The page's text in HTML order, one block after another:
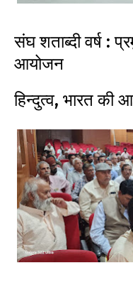
संघ शताब्दी वर्ष :
आयोजन
हिन्दुत्व, भारत की